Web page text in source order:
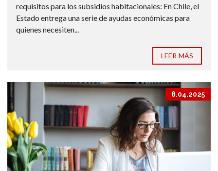
requisitos para los subsidios habitacionales: En Chile, el
Estado entrega una serie de ayudas económicas para
quienes necesiten...
LEER MÁS
8.04.2025